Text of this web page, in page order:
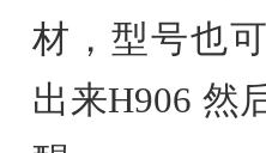
材，型号也
出来H906 然